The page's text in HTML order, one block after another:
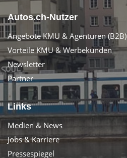
Autos.ch-Nutzer
Angebote KMU & Agenturen (B2B)
Vorteile KMU & Werbekunden
Newsletter
Partner
Links
Medien & News
Jobs & Karriere
Pressespiegel